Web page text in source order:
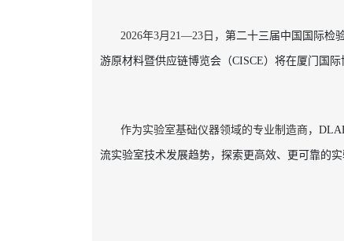
2026年3月21—23日，第二十三届中国国际检
游原材料暨供应链博览会（CISCE） 将在厦门国际
作为实验室基础仪器领域的专业制造商，
流实验室技术发展趋势，探索更高效、更可靠的实